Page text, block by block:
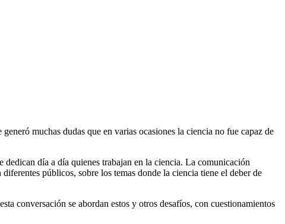
muchas dudas que en varias ocasiones la ciencia no fue capaz de
día a día quienes trabajan en la ciencia. La comunicación
públicos, sobre los temas donde la ciencia tiene el deber de
conversación se abordan estos y otros desafíos, con cuestionamientos